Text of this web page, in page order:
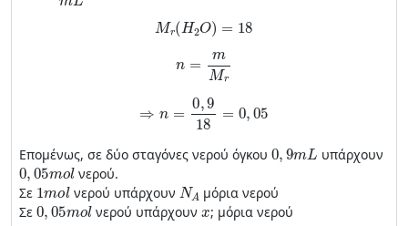
M r(H 2O
18
Mr
,9 18
Επομένως, σε δύο σταγόνες νερού όγκου
0 9 L
υπάρχουν
0,05mol
νερού.
Σε
1mol
νερού υπάρχουν
ΝΑ
μόρια νερού
Σε
0,05mol
νερού υπάρχουν
x
; μόρια νερού